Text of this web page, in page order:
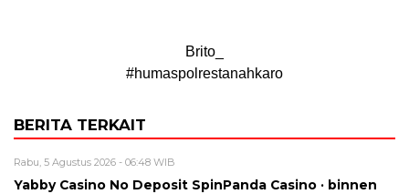
Brito_
#humaspolrestanahkaro
BERITA TERKAIT
Rabu, 5 Agustus 2026 - 06:48 WIB
Yabby Casino No Deposit SpinPanda Casino · binnen